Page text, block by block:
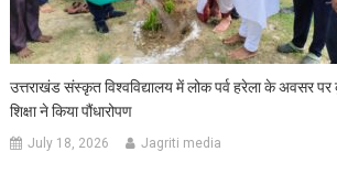
उत्तराखंड संस्कृत विश्वविद्यालय में लोक पर्व हरेला के अवसर
शिक्षा ने किया पौंधारोपण
July 18, 2026 Jagriti media